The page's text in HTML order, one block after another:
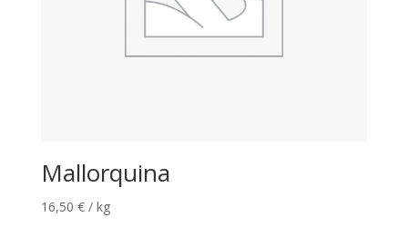
Mallorquina
16,50 € / kg